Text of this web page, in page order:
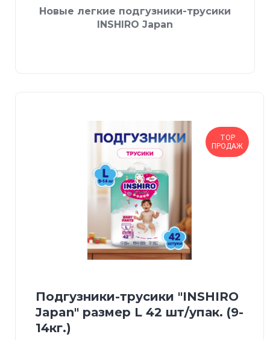
Новые легкие подгузники-трусики
INSHIRO Japan
TOP
ПРОДАЖ
Подгузники-трусики "INSHIRO
Japan" размер L 42 шт/упак. (9-
14кг.)